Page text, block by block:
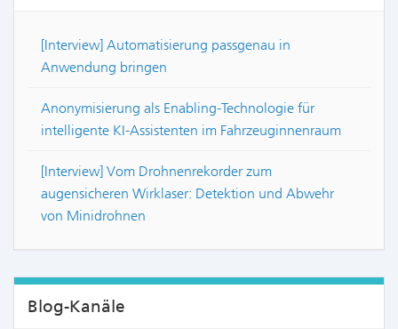
[Interview] Automatisierung passgenau in
Anwendung bringen
Anonymisierung als Enabling-Technologie für
intelligente KI-Assistenten im Fahrzeuginnenraum
[Interview] Vom Drohnenrekorder zum
augensicheren Wirklaser: Detektion und Abwehr
von Minidrohnen
Blog-Kanäle